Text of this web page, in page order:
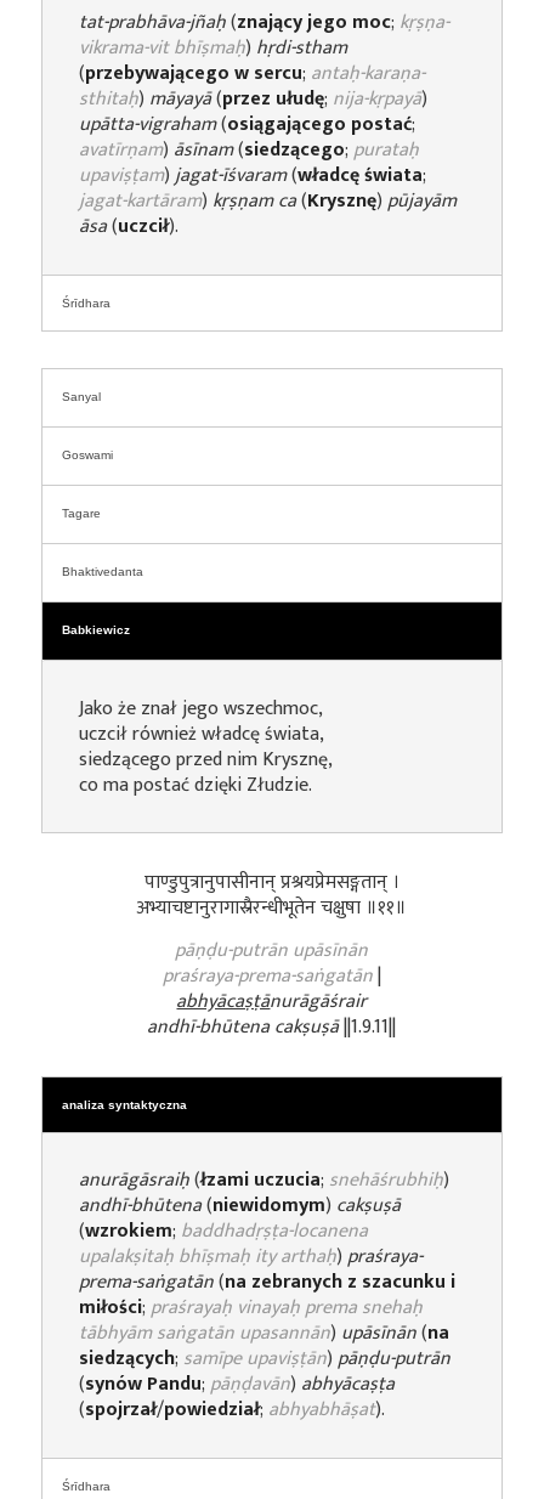
tat-prabhāva-jñaḥ(znający jego moc; kṛṣṇa-
vikrama-vit bhīṣmaḥ) hṛdi-stham
(przebywającego w sercu; antaḥ-karaṇa-
sthitaḥ) māyayā(przez ułudę; nija-kṛpayā)
upātta-vigraham(osiągającego postać;
avatīrṇam) āsīnam(siedzącego;purataḥ
upaviṣṭam)jagat-īśvaram(władcę świata;
jagat-kartāram) kṛṣṇam ca(Krysznę)pūjayām
āsa(uczcił).
Śrīdhara
Sanyal
Goswami
Tagare
Bhaktivedanta
Babkiewicz
Jako że znał jego wszechmoc,
uczcił również władcę świata,
siedzącego przed nim Krysznę,
co ma postać dzięki Złudzie.
पाण्डुपुत्रानुपासीनान् प्रश्रयप्रेमसङ्गतान् ।
अभ्याचष्टानुरागास्रैरन्धीभूतेन चक्षुषा ॥११॥
pāṇḍu-putrān upāsīnān
praśraya-prema-saṅgatān|
abhyācaṣṭānurāgāśrair
andhī-bhūtena cakṣuṣā||1.9.11||
analiza syntaktyczna
anurāgāsraiḥ(łzami uczucia; snehāśrubhiḥ)
andhī-bhūtena(niewidomym) cakṣuṣā
(wzrokiem; baddhadṛṣṭa-locanena
upalakṣitaḥ bhīṣmaḥ ity arthaḥ)praśraya-
prema-saṅgatān(na zebranych z szacunku i
miłości;praśrayaḥ vinayaḥ prema snehaḥ
tābhyām saṅgatān upasannān) upāsīnān(na
siedzących; samīpe upaviṣṭān)pāṇḍu-putrān
(synów Pandu;pāṇḍavān) abhyācaṣṭa
(spojrzał/powiedział; abhyabhāṣat).
Śrīdhara